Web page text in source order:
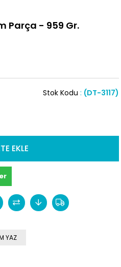
Parça - 959 Gr.
(DT-3117)
Stok Kodu
YAZ